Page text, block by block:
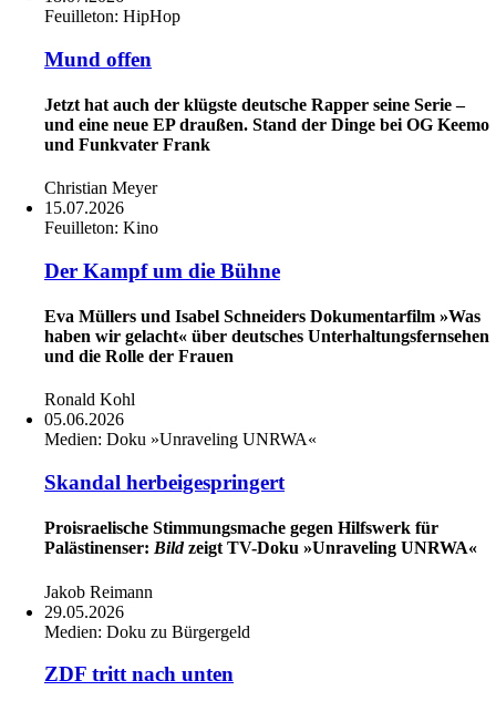
Feuilleton: HipHop
Mund offen
Jetzt hat auch der klügste deutsche Rapper seine Serie –
und eine neue EP draußen. Stand der Dinge bei OG Keemo
und Funkvater Frank
Christian Meyer
15.07.2026
Feuilleton: Kino
Der Kampf um die Bühne
Eva Müllers und Isabel Schneiders Dokumentarfilm »Was
haben wir gelacht« über deutsches Unterhaltungsfernsehen
und die Rolle der Frauen
Ronald Kohl
05.06.2026
Medien: Doku »Unraveling UNRWA«
Skandal herbeigespringert
Proisraelische Stimmungsmache gegen Hilfswerk für
Palästinenser: Bildzeigt TV-Doku »Unraveling UNRWA«
Jakob Reimann
29.05.2026
Medien: Doku zu Bürgergeld
ZDF tritt nach unten